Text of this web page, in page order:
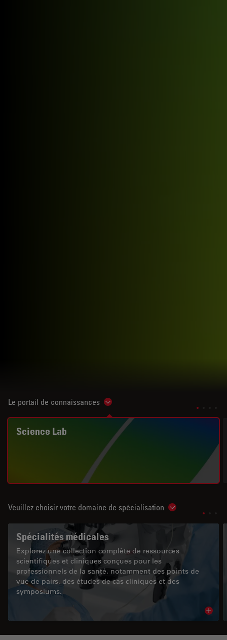
Le portail de connaissances Show subnavigation
Science Lab
Veuillez choisir votre domaine de spécialisation Show
Spécialités médicales
Explorez une collection complète de ressources
scientifiques et cliniques conçues pour les
professionnels de la santé, notamment des points de
vue de pairs, des études de cas cliniques et des
symposiums.